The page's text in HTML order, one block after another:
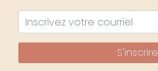
S'inscrire